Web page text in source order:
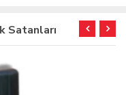
Satanları